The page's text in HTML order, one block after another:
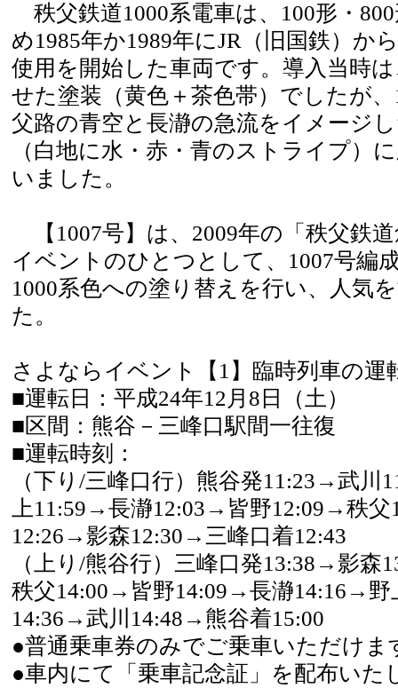
秩父鉄道1000系電車は、100形・
め1985年か1989年にJR（旧国鉄）か
使用を開始した車両です。導入当時
せた塗装（黄色＋茶色帯）でしたが
父路の青空と長瀞の急流をイメージ
（白地に水・赤・青のストライプ）
いました。
【1007号】は、2009年の「秩父鉄
イベントのひとつとして、1007号編
1000系色への塗り替えを行い、人気
た。
さよならイベント【1】臨時列車の運
■運転日：平成24年12月8日（土）
■区間：熊谷－三峰口駅間一往復
■運転時刻：
（下り/三峰口行）熊谷発11:23→武
上11:59→長瀞12:03→皆野12:09→秩
12:26→影森12:30→三峰口着12:43
（上り/熊谷行）三峰口発13:38→影
秩父14:00→皆野14:09→長瀞14:16→野
14:36→武川14:48→熊谷着15:00
●普通乗車券のみでご乗車いただけま
●車内にて「乗車記念証」を配布いた